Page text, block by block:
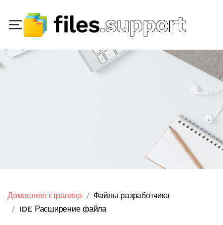
Домашняя страница
Файлы разработчика
IDE Расширение файла